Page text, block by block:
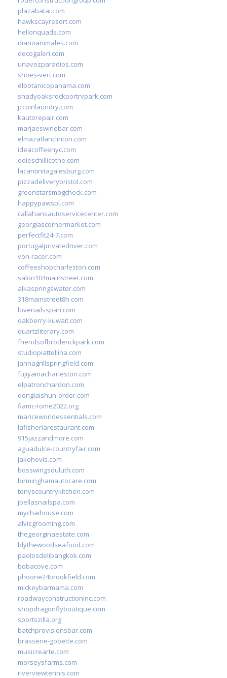
plazabatai.com
hawkscayresort.com
hellonquads.com
diarioanimales.com
decogaleri.com
unavozparadios.com
shoes-vert.com
elbotanicopanama.com
shadyoaksrockportrvpark.com
jccoinlaundry.com
kautorepair.com
marjaeswinebar.com
elmazatlanclinton.com
ideacoffeenyc.com
odieschillicothe.com
lacantinitagalesburg.com
pizzadeliverybristol.com
greenstarsmogcheck.com
happypawspl.com
callahansautoservicecenter.com
georgiascornermarket.com
perfectfit24-7.com
portugalprivatedriver.com
von-racer.com
coffeeshopcharleston.com
salon104mainstreet.com
alkaspringswater.com
318mainstreet8h.com
lovenailsspari.com
oakberry-kuwait.com
quartzliterary.com
friendsofbroderickpark.com
studiopiattellina.com
jannagrillspringfield.com
fujiyamacharleston.com
elpatronchardon.com
donglaishun-order.com
fiamc-rome2022.org
mariceworldessentials.com
lafisheriarestaurant.com
915jazzandmore.com
aguadulce-countryfair.com
jakehovis.com
bosswingsduluth.com
birminghamautocare.com
tonyscountrykitchen.com
jbellasnailspa.com
mychaihouse.com
alvisgrooming.com
thegeorginaestate.com
blythewoodseafood.com
paolosdelibangkok.com
bobacove.com
phoone24brookfield.com
mickeybarmama.com
roadwayconstructioninc.com
shopdragonflyboutique.com
sportszilla.org
batchprovisionsbar.com
brasserie-gobette.com
musicrearte.com
morseysfarms.com
riverviewtennis.com